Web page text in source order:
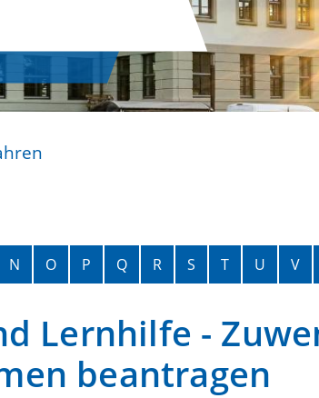
N O P Q R S T U V
Lernhilfe -
beantragen